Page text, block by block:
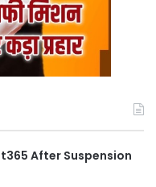
After Suspension